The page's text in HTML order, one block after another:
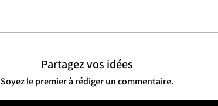
Partagez vos idées
Soyez le premier à rédiger un commentaire.